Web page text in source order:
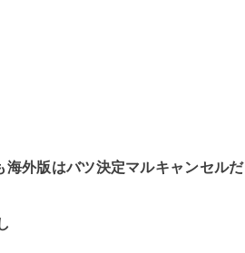
海外版はバツ決定マルキャンセルだ